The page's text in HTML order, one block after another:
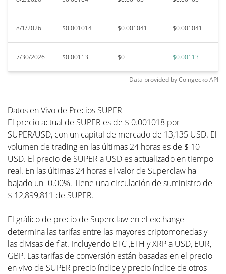
8/1/2026 $0.001014 $0.001041 $0.001041
7/30/2026 $0.00113 $0 $0.00113
Data provided byCoingeckoAPI
Datos en Vivo de Precios SUPER
El precio actual de SUPER es de $ 0.001018 por
SUPER/USD, con un capital de mercado de 13,135 USD. El
volumen de trading en las últimas 24 horas es de $ 10
USD. El precio de SUPER a USD es actualizado en tiempo
real. En las últimas 24 horas el valor de Superclaw ha
bajado un -0.00%. Tiene una circulación de suministro de
$ 12,899,811 de SUPER.
El gráfico de precio de Superclaw en el exchange
determina las tarifas entre las mayores criptomonedas y
las divisas de fiat. Incluyendo BTC ,ETH y XRP a USD, EUR,
GBP. Las tarifas de conversión están basadas en el precio
en vivo de SUPER precio índice y precio índice de otros